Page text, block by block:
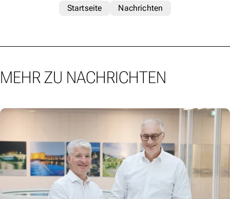
Startseite
Nachrichten
MEHR ZU NACHRICHTEN